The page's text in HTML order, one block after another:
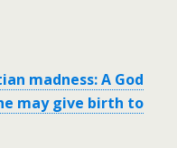
madness: A God
may give birth to